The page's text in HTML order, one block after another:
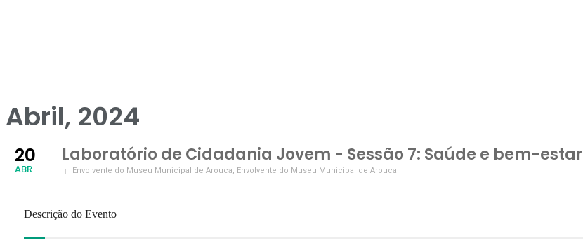
Abril, 2024
20
ABR
Laboratório de Cidadania Jovem - Sessão 7: Saúde e bem-estar
Envolvente do Museu Municipal de Arouca, Envolvente do Museu Municipal de Arouca
Descrição do Evento